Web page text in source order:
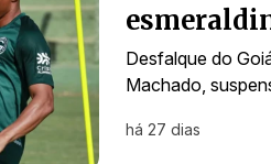
Desfalque do
Machado,
há 27 dias